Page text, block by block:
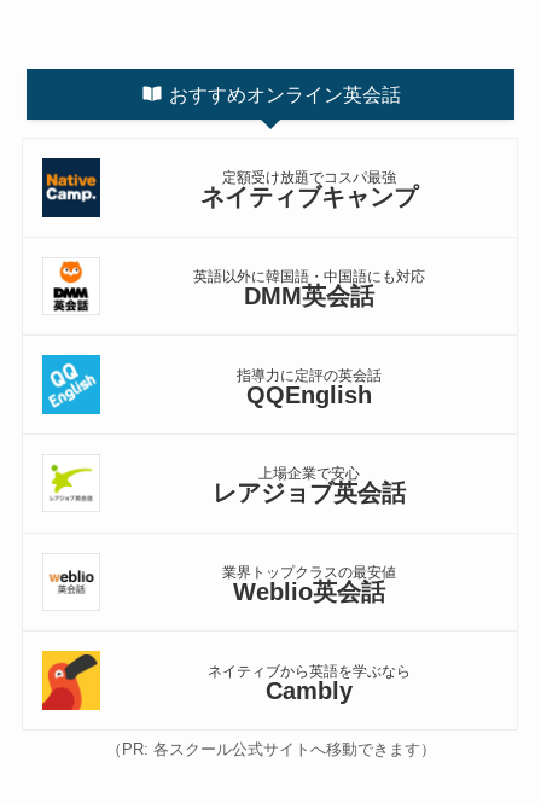
おすすめオンライン英会話
定額受け放題でコスパ最強
ネイティブキャンプ
英語以外に韓国語・中国語にも対応
DMM英会話
指導力に定評の英会話
QQEnglish
上場企業で安心
レアジョブ英会話
業界トップクラスの最安値
Weblio英会話
ネイティブから英語を学ぶなら
Cambly
（PR: 各スクール公式サイトへ移動できます）